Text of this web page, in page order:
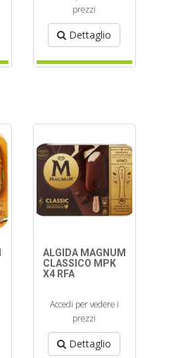
prezzi
Dettaglio
ALGIDA MAGNUM
CLASSICO MPK
X4 RFA
Accedi per vedere i
prezzi
Dettaglio